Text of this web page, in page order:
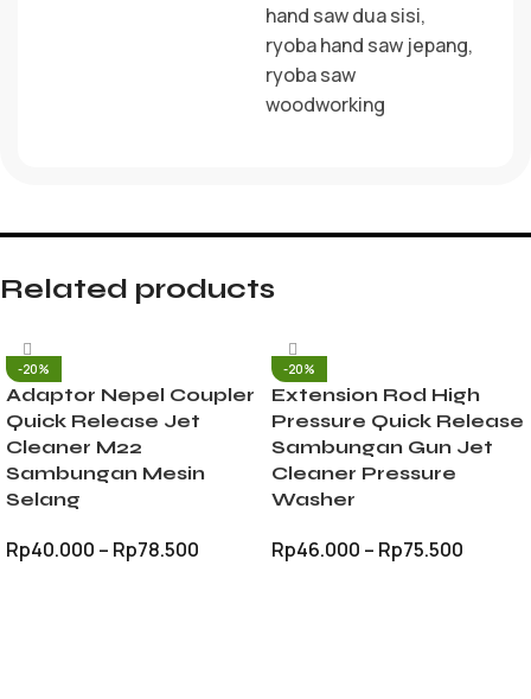
hand saw dua sisi,
ryoba hand saw jepang,
ryoba saw
woodworking
Related products
-20%
Adaptor Nepel Coupler
Quick Release Jet
Cleaner M22
Sambungan Mesin
Selang
Rp40.000 – Rp78.500
-20%
Extension Rod High
Pressure Quick Release
Sambungan Gun Jet
Cleaner Pressure
Washer
Rp46.000 – Rp75.500